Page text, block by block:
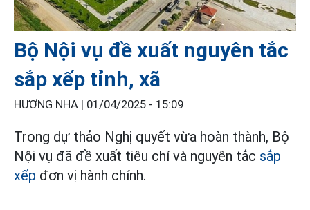
Bộ Nội vụ đề xuất nguyên tắc
sắp xếp tỉnh, xã
HƯƠNG NHA | 01/04/2025 - 15:09
Trong dự thảo Nghị quyết vừa hoàn thành, Bộ
Nội vụ đã đề xuất tiêu chí và nguyên tắc sắp
xếp đơn vị hành chính.